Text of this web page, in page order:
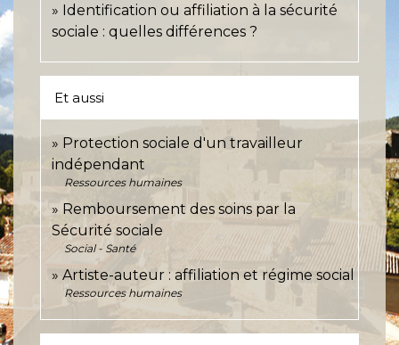
Identification ou affiliation à la sécurité
sociale : quelles différences ?
Et aussi
Protection sociale d'un travailleur
indépendant
Ressources humaines
Remboursement des soins par la
Sécurité sociale
Social - Santé
Artiste-auteur : affiliation et régime social
Ressources humaines